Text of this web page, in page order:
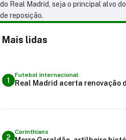
do Real Madrid, seja o principal alvo
de reposição.
Mais lidas
1
Futebol internacional
Real Madrid acerta renovação
2
Corinthians